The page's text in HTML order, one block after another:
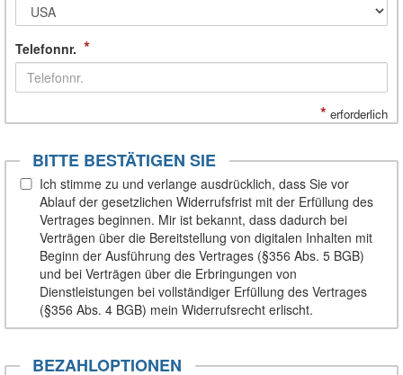
Telefonnr. *
* erforderlich
BITTE BESTÄTIGEN SIE
Ich stimme zu und verlange ausdrücklich, dass Sie vor
Ablauf der gesetzlichen Widerrufsfrist mit der Erfüllung des
Vertrages beginnen. Mir ist bekannt, dass dadurch bei
Verträgen über die Bereitstellung von digitalen Inhalten mit
Beginn der Ausführung des Vertrages (§356 Abs. 5 BGB)
und bei Verträgen über die Erbringungen von
Dienstleistungen bei vollständiger Erfüllung des Vertrages
(§356 Abs. 4 BGB) mein Widerrufsrecht erlischt.
BEZAHLOPTIONEN